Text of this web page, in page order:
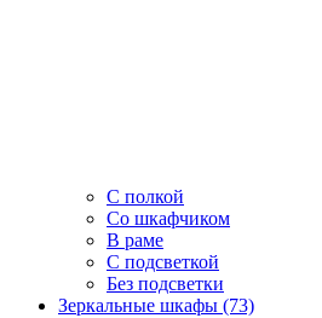
С полкой
Со шкафчиком
В раме
С подсветкой
Без подсветки
Зеркальные шкафы (73)